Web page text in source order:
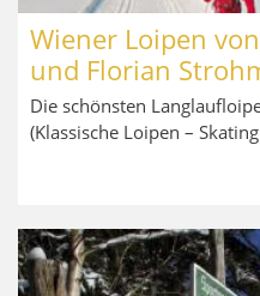
Wiener Loipen
und Florian
Die schönsten
(Klassische Loipen –